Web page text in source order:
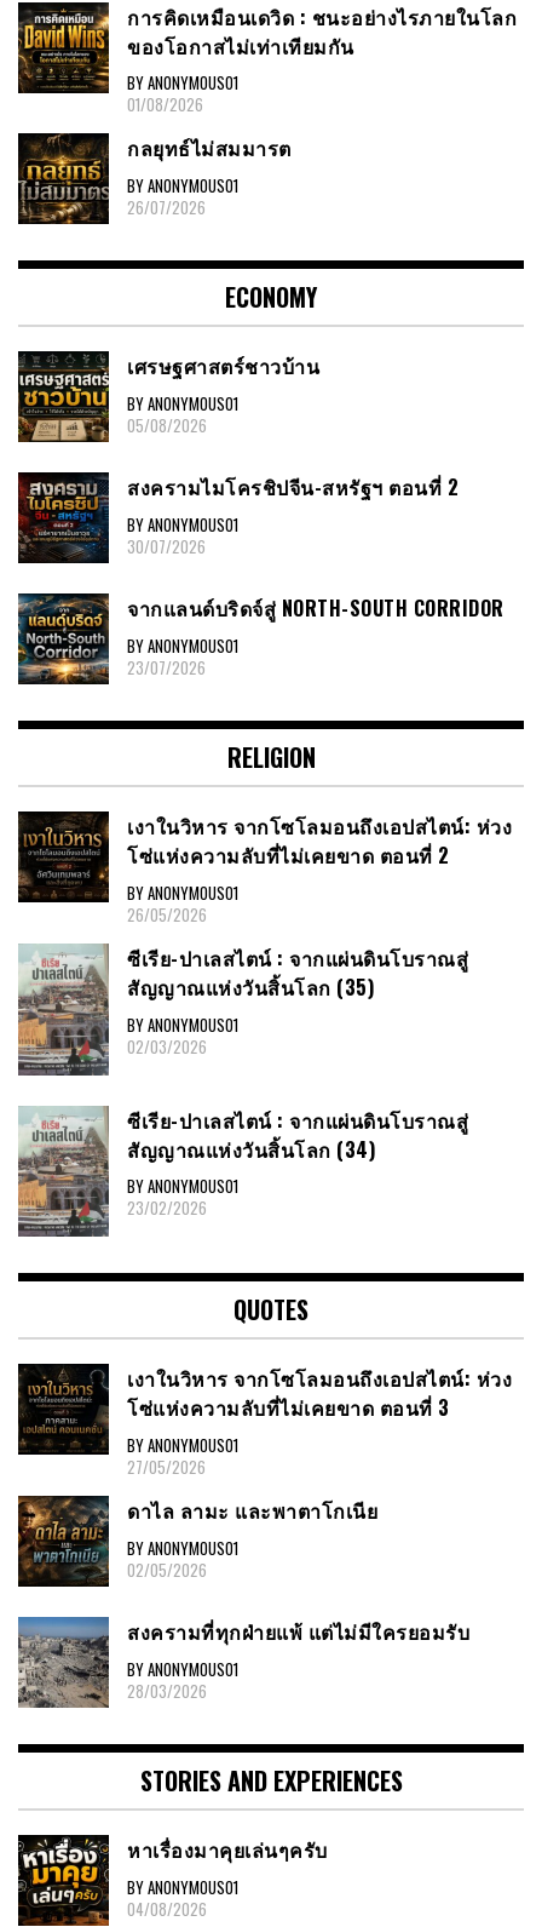
การคิดเหมือนเดวิด : ชนะอย่างไรภายในโลก
ของโอกาสไม่เท่าเทียมกัน
BY ANONYMOUS01
01/08/2026
กลยุทธ์ไม่สมมารต
BY ANONYMOUS01
26/07/2026
ECONOMY
เศรษฐศาสตร์ชาวบ้าน
BY ANONYMOUS01
05/08/2026
สงครามไมโครชิปจีน-สหรัฐฯ ตอนที่ 2
BY ANONYMOUS01
30/07/2026
จากแลนด์บริดจ์สู่ NORTH-SOUTH CORRIDOR
BY ANONYMOUS01
23/07/2026
RELIGION
เงาในวิหาร จากโซโลมอนถึงเอปสไตน์: ห่วง
โซ่แห่งความลับที่ไม่เคยขาด ตอนที่ 2
BY ANONYMOUS01
26/05/2026
ซีเรีย​-ปาเลสไตน์​ : จากแผ่นดินโบราณสู่
สัญญาณ​แห่งวันสิ้นโลก​ (35)
BY ANONYMOUS01
02/03/2026
ซีเรีย​-ปาเลสไตน์​ : จากแผ่นดินโบราณสู่
สัญญาณ​แห่งวันสิ้นโลก​ (34)
BY ANONYMOUS01
23/02/2026
QUOTES
เงาในวิหาร จากโซโลมอนถึงเอปสไตน์: ห่วง
โซ่แห่งความลับที่ไม่เคยขาด ตอนที่ 3
BY ANONYMOUS01
27/05/2026
ดาไล ลามะ และพาตาโกเนีย
BY ANONYMOUS01
02/05/2026
สงครามที่ทุกฝ่ายแพ้ แต่ไม่มีใครยอมรับ
BY ANONYMOUS01
28/03/2026
STORIES AND EXPERIENCES
หาเรื่องมาคุยเล่นๆครับ
BY ANONYMOUS01
04/08/2026